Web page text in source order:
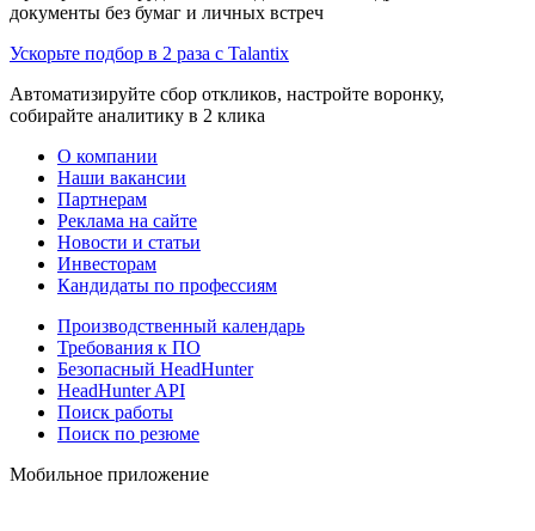
документы без бумаг и личных встреч
Ускорьте подбор в 2 раза с Talantix
Автоматизируйте сбор откликов, настройте воронку,
собирайте аналитику в 2 клика
О компании
Наши вакансии
Партнерам
Реклама на сайте
Новости и статьи
Инвесторам
Кандидаты по профессиям
Производственный календарь
Требования к ПО
Безопасный HeadHunter
HeadHunter API
Поиск работы
Поиск по резюме
Мобильное приложение